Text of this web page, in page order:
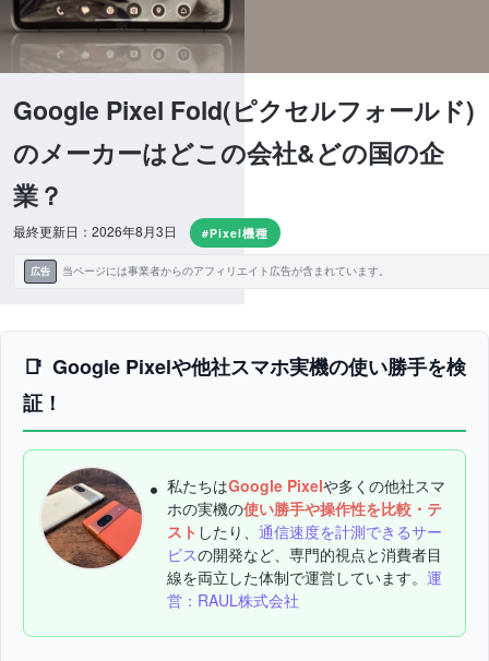
Google Pixel Fold(ピクセルフォールド)
のメーカーはどこの会社&どの国の企
業？
最終更新日：2026年8月3日 #Pixel機種
広告 当ページには事業者からのアフィリエイト広告が含まれています。
Google Pixelや他社スマホ実機の使い勝手を検
証！
私たちはGoogle Pixelや多くの他社スマ
ホの実機の使い勝手や操作性を比較・テ
スト したり、 通信速度を計測できるサー
ビスの開発など、専門的視点と消費者目
線を両立した体制で運営しています。 運
営：RAUL株式会社